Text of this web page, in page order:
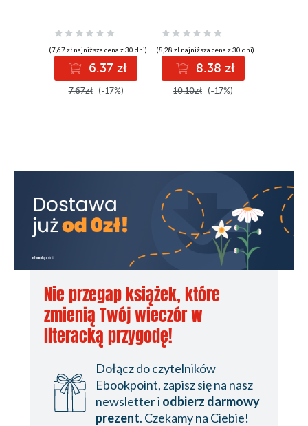
(7,67 zł najniższa cena z 30 dni)
6.37 zł
7.67zł (-17%)
(8,28 zł najniższa cena z 30 dni)
8.38 zł
10.10zł (-17%)
Nie przegap książek, które
zmienią Twój wieczór w
literacką przygodę!
Dołącz do czytelników
Ebookpoint, zapisz się na nasz
newsletter i odbierz darmowy
prezent. Czekamy na Ciebie!